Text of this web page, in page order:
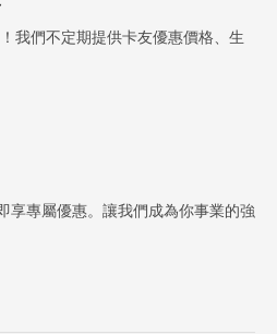
我們不定期提供卡友優惠價格、生
享專屬優惠。讓我們成為你事業的強